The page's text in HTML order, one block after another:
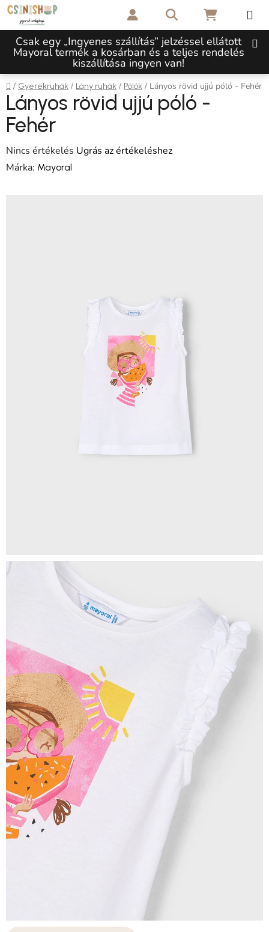
Ugrás a fő tartalomhoz
Csak egy „Ingyenes szállítás” jelzéssel ellátott
Mayoral termék a kosárban és a teljes rendelés
kiszállítása ingyen van!
KeresésKOSÁR
Kezdőlap
/ Gyerekruhák / Lány ruhák / Pólók / Lányos rövid ujjú póló - Fehér
Lányos rövid ujjú póló -
Fehér
A termék átlagos értékelése 5-ből 0,0 csillag.
Nincs értékelés Ugrás az értékeléshez
Márka: Mayoral